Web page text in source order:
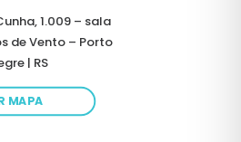
1.009 – sala
de Vento – Porto
| RS
MAPA